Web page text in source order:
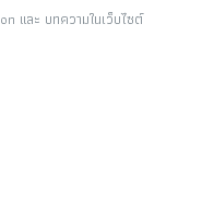
และ บทความในเว็บไซต์